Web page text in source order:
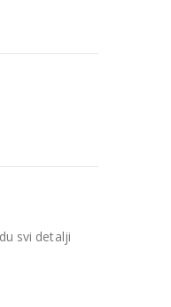
svi detalji